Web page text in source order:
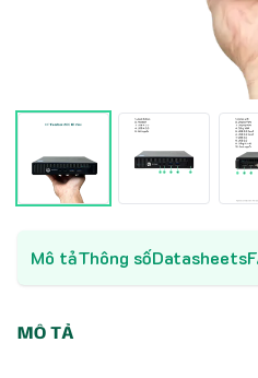
Mô tảThông sốDatasheets
MÔ TẢ